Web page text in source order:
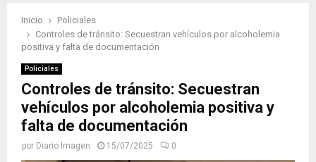
Inicio
Policiales
Controles de tránsito: Secuestran vehículos por alcoholemia
positiva y falta de documentación
Policiales
Controles de tránsito: Secuestran
vehículos por alcoholemia positiva y
falta de documentación
por Diario Imagen 15/07/2025 0